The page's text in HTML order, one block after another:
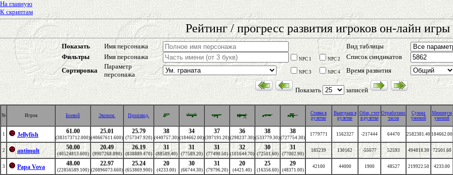
На главную
К скриптам
Рейтинг / прогресс развития игроков он-лайн
Показать Имя персонажа
Вид таблицы
Фильтры
Имя персонажа NPC 1 NPC 2
Список синдикатов
Сортировка
Параметр
персонажа
NPC 3 NPC 4 Время развития
Показать записей
№ Игрок Боевой Эконом. Производ.
Cтавка в
рулетке
Выигрыш в
рулетке
Общ. счет
в рулетке
Отработано
часов
Сумма
умений
Минимум
умений
1 Jellyfish 61.00
(383173712.000)
25.01
(40667611.600)
25.79
(757347.920)
38
(440757.30)
34
(184662.00)
37
(397191.20)
36
(298237.30)
38
(533779.30)
38
(727754.30)
1779771 1562327 -217444 64470 2582381.40 184662.00
2 antimult 50.00
(40524813.600)
20.49
(9907268.890)
26.19
(838889.470)
31
(88589.40)
31
(77589.20)
31
(77490.50)
32
(101644.70)
30
(72501.60)
31
(77002.90)
185239 130162 -55077 52593 494818.30 72501.60
3 Papa Vova 48.00
(22856589.100)
22.97
(20896073.660)
25.24
(653869.900)
20
(4233.00)
30
(66744.30)
31
(79796.20)
20
(4421.40)
25
(16356.60)
29
(48371.00)
42100 44000 1900 48527 219922.50 4233.00